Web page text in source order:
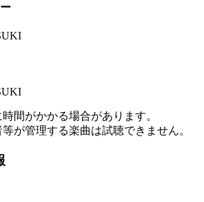
間がかかる場合があります。
が管理する楽曲は試聴できません。